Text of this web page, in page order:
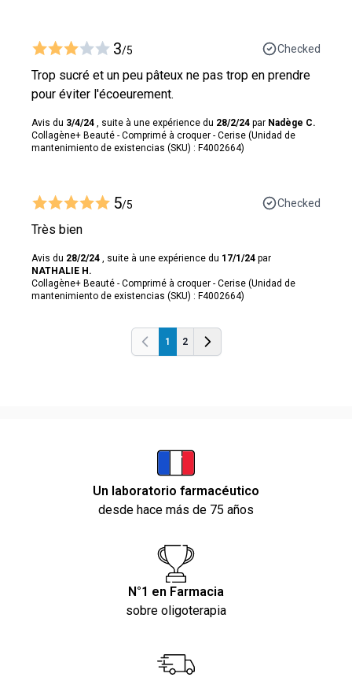
3/5 Checked
Trop sucré et un peu pâteux ne pas trop en prendre
pour éviter l'écoeurement.
Avis du 3/4/24 , suite à une expérience du 28/2/24 par Nadège C.
Collagène+ Beauté - Comprimé à croquer - Cerise (Unidad de
mantenimiento de existencias (SKU) : F4002664)
5/5 Checked
Très bien
Avis du 28/2/24 , suite à une expérience du 17/1/24 par
NATHALIE H.
Collagène+ Beauté - Comprimé à croquer - Cerise (Unidad de
mantenimiento de existencias (SKU) : F4002664)
Anterior
1 2
Anterior
Un laboratorio farmacéutico
desde hace más de 75 años
N°1 en Farmacia
sobre oligoterapia